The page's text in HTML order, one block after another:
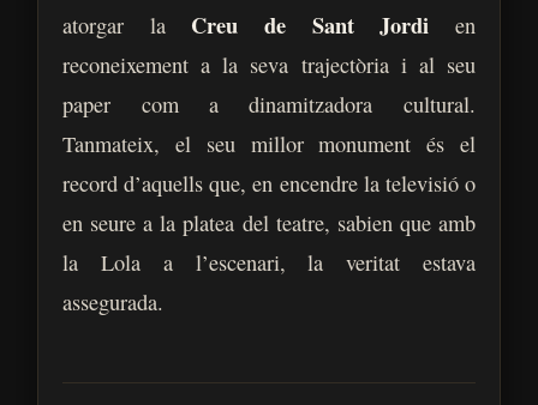
atorgar la Creu de Sant Jordi en
reconeixement a la seva trajectòria i al seu
paper com a dinamitzadora cultural.
Tanmateix, el seu millor monument és el
record d’aquells que, en encendre la televisió o
en seure a la platea del teatre, sabien que amb
la Lola a l’escenari, la veritat estava
assegurada.